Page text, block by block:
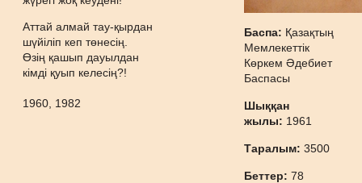
Аттай алмай тау-қырдан
шүйіліп кеп төнесің.
Өзің қашып дауылдан
кімді қуып келесің?!
1960, 1982
Баспа: Қазақтың
Мемлекеттік
Көркем Әдебиет
Баспасы
Шыққан
жылы: 1961
Таралым:3500
Беттер:78